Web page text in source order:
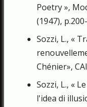
Poetry »,
(1947),
Sozzi, L., «
Chénier»,
Sozzi, L., «
l'idea di